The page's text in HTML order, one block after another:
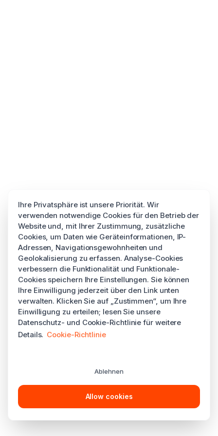
Ihre Privatsphäre ist unsere Priorität. Wir
verwenden notwendige Cookies für den Betrieb der
Website und, mit Ihrer Zustimmung, zusätzliche
Cookies, um Daten wie Geräteinformationen, IP-
Adressen, Navigationsgewohnheiten und
Geolokalisierung zu erfassen. Analyse-Cookies
verbessern die Funktionalität und Funktionale-
Cookies speichern Ihre Einstellungen. Sie können
Ihre Einwilligung jederzeit über den Link unten
verwalten. Klicken Sie auf „Zustimmen“, um Ihre
Einwilligung zu erteilen; lesen Sie unsere
Datenschutz- und Cookie-Richtlinie für weitere
Details. Cookie-Richtlinie
Ablehnen
Allow cookies